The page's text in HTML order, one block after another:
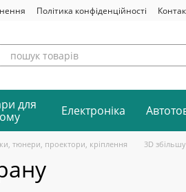
Політика конфіденційності
для
Електроніка
тюнери, проектори, кріплення 3D